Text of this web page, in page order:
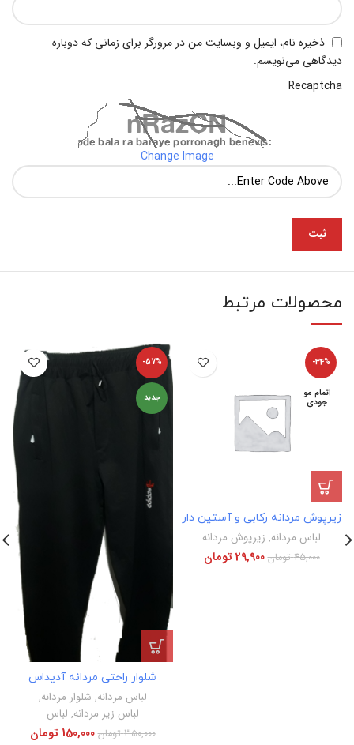
ذخیره نام، ایمیل و وبسایت من در مرورگر برای زمانی که دوباره
دیدگاهی می‌نویسم.
Recaptcha
Change Image
محصولات مرتبط
-34%
اتمام مو
جودی
زیرپوش مردانه رکابی و آستین دار
لباس مردانه, زیرپوش مردانه
45,000 تومان 29,900 تومان
-57%
جدید
شلوار راحتی مردانه آدیداس
لباس مردانه, شلوار مردانه,
لباس زیر مردانه, لباس
350,000 تومان 150,000 تومان